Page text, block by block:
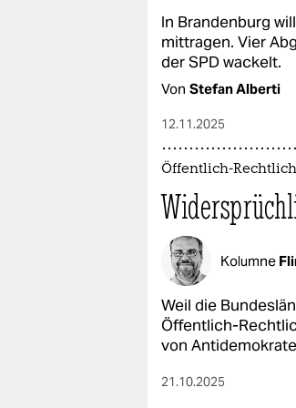
In Brandenburg
mittragen. Vier
der SPD wackelt.
Von Stefan Alberti
12.11.2025
Öffentlich-
Kolumne
Weil die
Öffentlich-
von
21.10.2025